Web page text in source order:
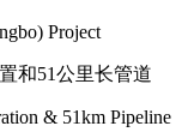
Project
51公里长管道
& 51km Pipeline